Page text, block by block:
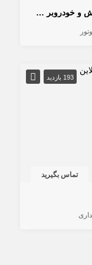
امداد خودرو ارومیه | مکانیک سیار، یدک کش و خودروبر شبانه‌روزی آقای امداد
193 بازدید
تماس بگیرید